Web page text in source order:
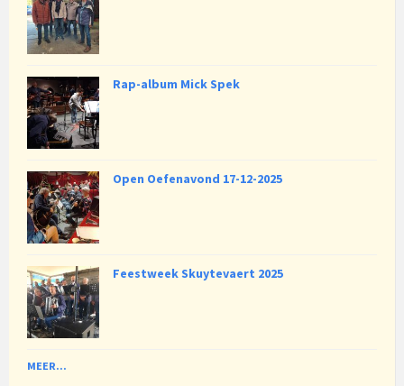
Rap-album Mick Spek
Open Oefenavond 17-12-2025
Feestweek Skuytevaert 2025
MEER...